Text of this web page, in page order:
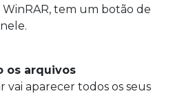
WinRAR, tem um botão de
os arquivos
vai aparecer todos os seus